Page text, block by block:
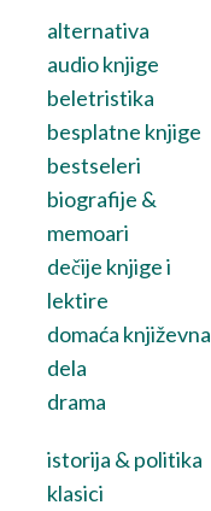
alternativa
audio knjige
beletristika
besplatne knjige
bestseleri
biografije &
memoari
dečije knjige i
lektire
domaća književna
dela
drama
istorija & politika
klasici